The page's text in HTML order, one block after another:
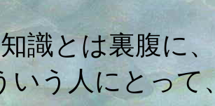
識とは裏腹に
いう人にとって